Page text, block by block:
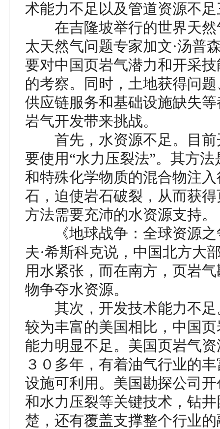
术能力不足以及管道资源不
在吉隆坡举行的世界天然
太天然气问题专家加文·汤普
要对中国页岩气潜力和开采
的考察。同时，土地获得问
供应链服务和基础设施缺失
岩气开发带来挑战。
首先，水资源不足。目前
要使用“水力压裂法”。其方
和特殊化学物质的混合物注
石，迫使岩石破裂，从而获
方法需要充沛的水资源支持。
《地球战争：全球资源之
夫·希斯科克说，中国北方大
用水紧张，而在南方，页岩
物争夺水资源。
其次，开发技术能力不足
较为丰富的美国相比，中国
能力明显不足。美国页岩气
３０多年，有着油气行业的
设施可利用。美国勘探公司
和水力压裂等关键技术，钻
楚，还有覆盖支撑整个行业